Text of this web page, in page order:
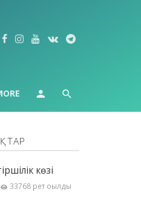
көзі
33768 рет оқылды